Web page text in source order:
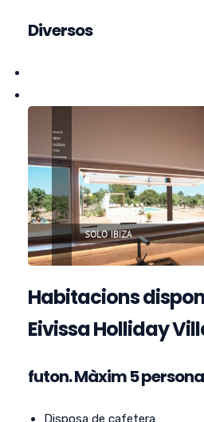
Diversos
Habitacions
Eivissa Holliday
futon.Màxim 5
Disposa de cafetera